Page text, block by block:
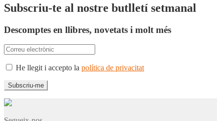
Subscriu-te al nostre butlletí setmanal
Descomptes en llibres, novetats i molt més
He llegit i accepto la política de privacitat